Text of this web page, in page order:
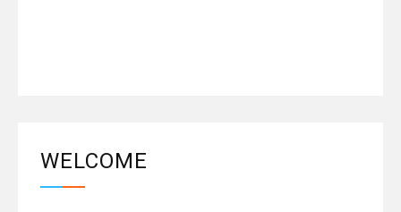
WELCOME